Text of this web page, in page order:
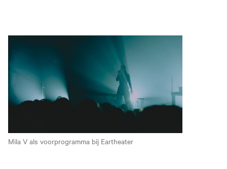
Mila V als voorprogramma bij Eartheater